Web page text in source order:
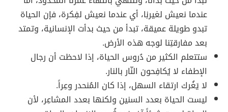
عندما نعيش لغيرنِا، أي عندما نعيش لفِكرة، فإن الحياة
تبدو طويلة عميقة، تبدأ من حيث بدأت الإنسانية، وتمتد
بعد مفارقتِنا لوجه هذه الأرض.
ستتعلم الكثير من دُروس الحياة، إذا لاحظت أن رجال
الإطفاء لا يُكافِحون النّار بالنار.
لا يَغُرك ارتقاء السهل، إذا كان المُنحدر وعِراً.
ليست الحياة بعدد السنين ولكنها بعدد المشاعِر، لأن